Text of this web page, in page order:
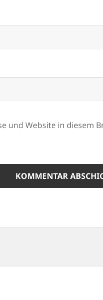
und Website in diesem